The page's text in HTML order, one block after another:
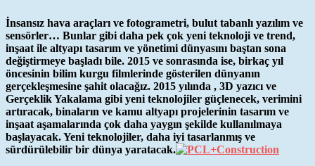
İnsansız hava araçları ve fotogrametri, bulut tabanlı yazılım ve
sensörler… Bunlar gibi daha pek çok yeni teknoloji ve trend,
inşaat ile altyapı tasarım ve yönetimi dünyasını baştan sona
değiştirmeye başladı bile. 2015 ve sonrasında ise, birkaç yıl
öncesinin bilim kurgu filmlerinde gösterilen dünyanın
gerçekleşmesine şahit olacağız. 2015 yılında , 3D yazıcı ve
Gerçeklik Yakalama gibi yeni teknolojiler güçlenecek, verimini
artıracak, binaların ve kamu altyapı projelerinin tasarım ve
inşaat aşamalarında çok daha yaygın şekilde kullanılmaya
başlayacak. Yeni teknolojiler, daha iyi tasarlanmış ve
sürdürülebilir bir dünya yaratacak.